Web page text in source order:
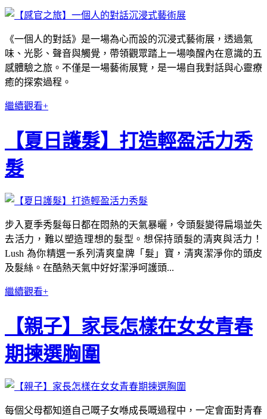
《一個人的對話》是一場為心而設的沉浸式藝術展，透過氣
味、光影、聲音與觸覺，帶領觀眾踏上一場喚醒內在意識的五
感體驗之旅。不僅是一場藝術展覽，是一場自我對話與心靈療
癒的探索過程。
繼續觀看+
【夏日護髮】打造輕盈活力秀
髮
步入夏季秀髮每日都在悶熱的天氣暴曬，令頭髮變得扁塌並失
去活力，難以塑造理想的髮型。想保持頭髮的清爽與活力！
Lush 為你精選一系列清爽皇牌「髮」寶，清爽潔淨你的頭皮
及髮絲。在酷熱天氣中好好潔淨呵護頭...
繼續觀看+
【親子】家長怎樣在女女青春
期揀選胸圍
每個父母都知道自己嘅子女喺成長嘅過程中，一定會面對青春